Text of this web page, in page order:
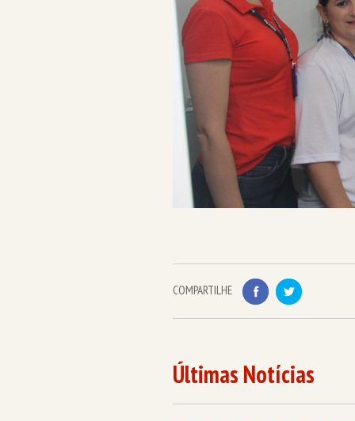
COMPARTILHE
Últimas Notícias